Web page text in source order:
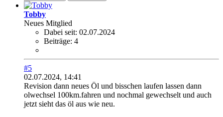
Tobby
Neues Mitglied
Dabei seit: 02.07.2024
Beiträge: 4
#5
02.07.2024, 14:41
Revision dann neues Öl und bisschen laufen lassen dann
olwechsel 100km.fahren und nochmal gewechselt und auch
jetzt sieht das öl aus wie neu.